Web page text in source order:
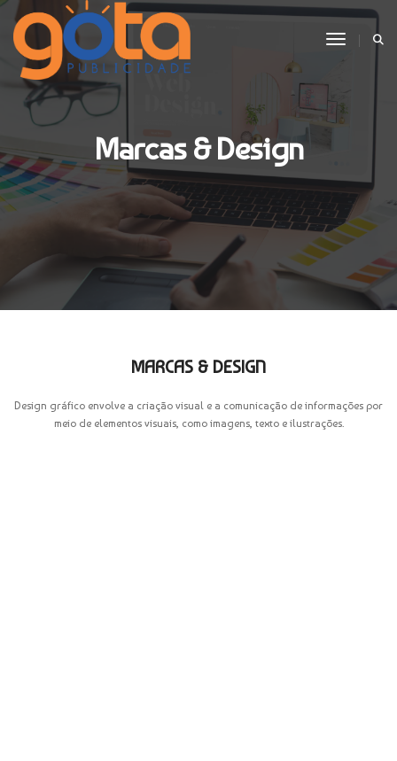
Toggle
Marcas & Design
MARCAS & DESIGN
Design gráfico envolve a criação visual e a comunicação de informações por
meio de elementos visuais, como imagens, texto e ilustrações.